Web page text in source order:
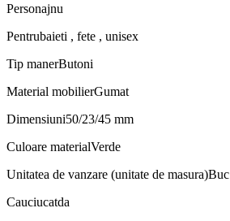
Personajnu
Pentrubaieti , fete , unisex
Tip manerButoni
Material mobilierGumat
Dimensiuni50/23/45 mm
Culoare materialVerde
Unitatea de vanzare (unitate de masura)Buc
Cauciucatda